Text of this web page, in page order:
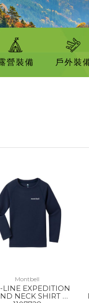
營裝備 戶外裝
Montbell
LINE EXPEDITION
NECK SHIRT KS